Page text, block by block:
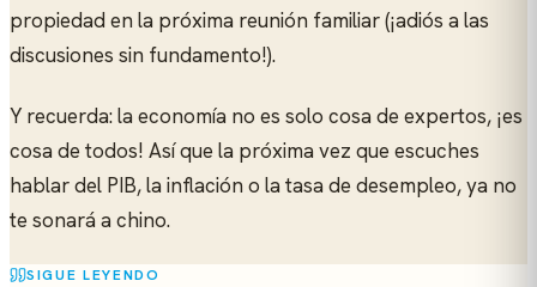
propiedad en la próxima reunión familiar (¡adiós a las
discusiones sin fundamento!).
Y recuerda: la economía no es solo cosa de expertos, ¡es
cosa de todos! Así que la próxima vez que escuches
hablar del PIB, la inflación o la tasa de desempleo, ya no
te sonará a chino.
SIGUE LEYENDO